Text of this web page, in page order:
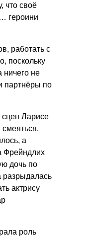
что своё
героини
работать с
поскольку
ничего не
партнёры по
Ларисе
а
Фрейндлих
дочь по
разрыдалась
актрису
роль